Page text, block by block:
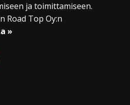
ja toimittamiseen.
Road Top Oy:n
»